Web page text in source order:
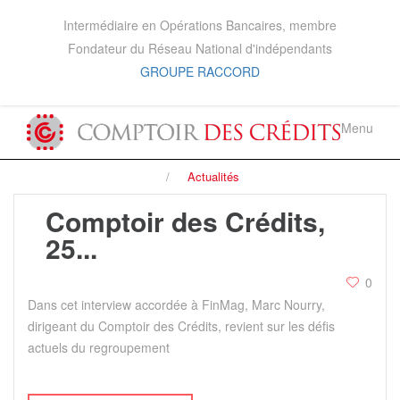
Intermédiaire en Opérations Bancaires, membre
Fondateur du Réseau National d'indépendants
GROUPE RACCORD
Menu
Actualités
Comptoir des Crédits,
25...
0
Dans cet interview accordée à FinMag, Marc Nourry,
dirigeant du Comptoir des Crédits, revient sur les défis
actuels du regroupement